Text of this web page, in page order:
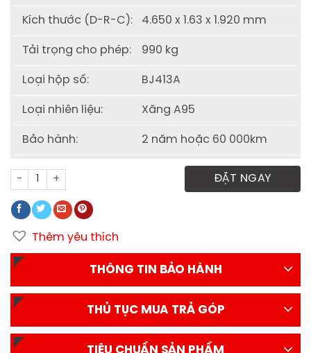
Kích thước (D-R-C): 4.650 x 1.63 x 1.920 mm
Tải trọng cho phép: 990 kg
Loại hộp số: BJ413A
Loại nhiên liệu: Xăng A95
Bảo hành: 2 năm hoặc 60 000km
Xe tải Kenbo thùng lửng 990 kg số lượngĐẶT NGAY
Thêm yêu thích
THÔNG TIN BẢO HÀNH
THỦ TỤC MUA TRẢ GÓP
TIÊU CHUẨN SẢN PHẨM